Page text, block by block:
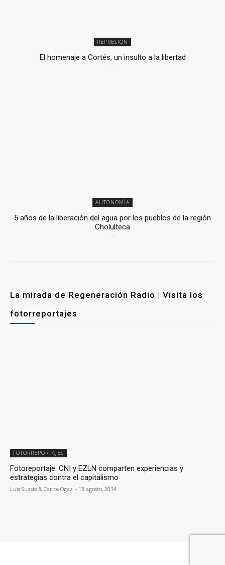
REPRESIÓN
El homenaje a Cortés, un insulto a la libertad
AUTONOMÍA
5 años de la liberación del agua por los pueblos de la región
Cholulteca
La mirada de Regeneración Radio | Visita los
fotorreportajes
FOTORREPORTAJES
Fotoreportaje: CNI y EZLN comparten experiencias y
estrategias contra el capitalismo
Luis Suaste & Carlos Ogaz - 13 agosto, 2014